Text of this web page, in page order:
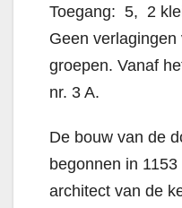
Toegang:  5,  2
Geen
groepen. Vanaf
nr. 3 A.
De bouw van de
begonnen in
architect van de